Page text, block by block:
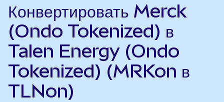
Конвертировать Merck
(Ondo Tokenized) в
Talen Energy (Ondo
Tokenized) (MRKon в
TLNon)